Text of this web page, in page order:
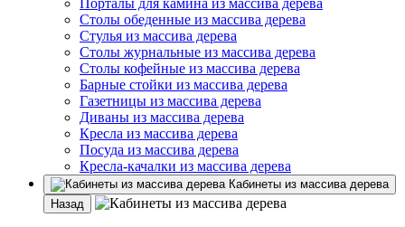
Порталы для камина из массива дерева
Столы обеденные из массива дерева
Стулья из массива дерева
Столы журнальные из массива дерева
Столы кофейные из массива дерева
Барные стойки из массива дерева
Газетницы из массива дерева
Диваны из массива дерева
Кресла из массива дерева
Посуда из массива дерева
Кресла-качалки из массива дерева
Кабинеты из массива дерева
Назад